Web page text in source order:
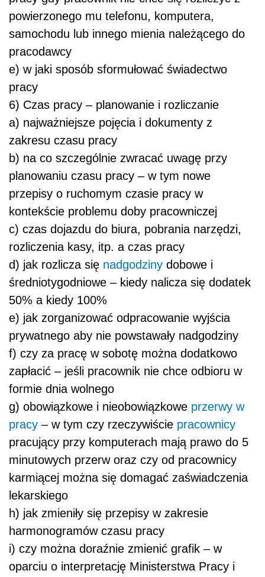
powierzonego mu telefonu, komputera,
samochodu lub innego mienia należącego do
pracodawcy
e) w jaki sposób sformułować świadectwo
pracy
6) Czas pracy – planowanie i rozliczanie
a) najważniejsze pojęcia i dokumenty z
zakresu czasu pracy
b) na co szczególnie zwracać uwagę przy
planowaniu czasu pracy – w tym nowe
przepisy o ruchomym czasie pracy w
kontekście problemu doby pracowniczej
c) czas dojazdu do biura, pobrania narzędzi,
rozliczenia kasy, itp. a czas pracy
d) jak rozlicza się nadgodziny dobowe i
średniotygodniowe – kiedy nalicza się dodatek
50% a kiedy 100%
e) jak zorganizować odpracowanie wyjścia
prywatnego aby nie powstawały nadgodziny
f) czy za pracę w sobotę można dodatkowo
zapłacić – jeśli pracownik nie chce odbioru w
formie dnia wolnego
g) obowiązkowe i nieobowiązkowe przerwy w
pracy – w tym czy rzeczywiście pracownicy
pracujący przy komputerach mają prawo do 5
minutowych przerw oraz czy od pracownicy
karmiącej można się domagać zaświadczenia
lekarskiego
h) jak zmieniły się przepisy w zakresie
harmonogramów czasu pracy
i) czy można doraźnie zmienić grafik – w
oparciu o interpretację Ministerstwa Pracy i